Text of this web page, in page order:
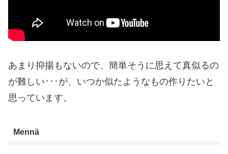
あまり抑揚もないので、簡単そうに思えて真似るの
が難しい･･･が、いつか似たようなもの作りたいと
思っています。
Mennä